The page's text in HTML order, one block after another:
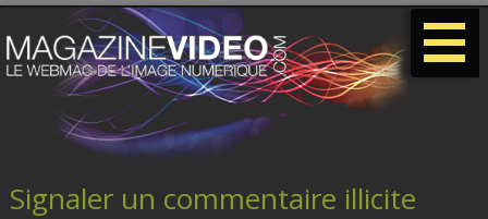
Signaler un commentaire illicite
-
-
-